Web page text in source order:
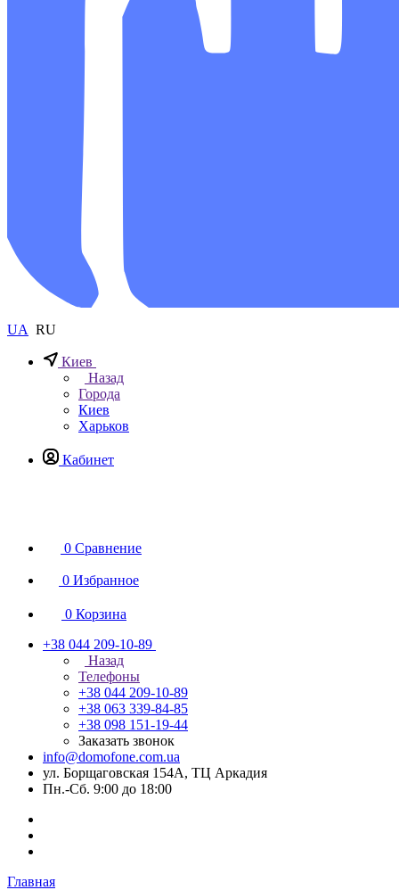
UA RU
Киев
Назад
Города
Киев
Харьков
Кабинет
0 Сравнение
0 Избранное
0 Корзина
+38 044 209-10-89
Назад
Телефоны
+38 044 209-10-89
+38 063 339-84-85
+38 098 151-19-44
Заказать звонок
info@domofone.com.ua
ул. Борщаговская 154А, ТЦ Аркадия
Пн.-Сб. 9:00 до 18:00
Главная